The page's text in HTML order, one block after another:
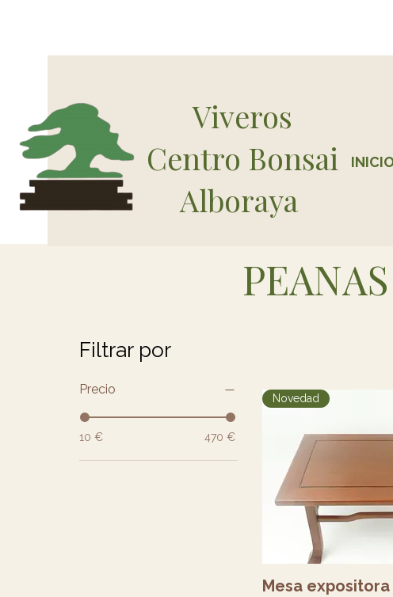
Viveros
Centro Bonsai
Alboraya
Filtrar por
Precio
10 € 470 €
Vista
Novedad
Mesa expositora